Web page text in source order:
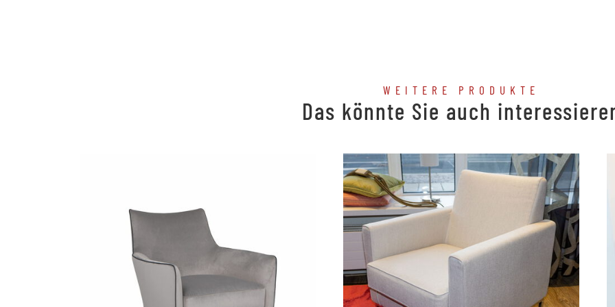
WEITERE PRODUKTE
Das könnte Sie auch